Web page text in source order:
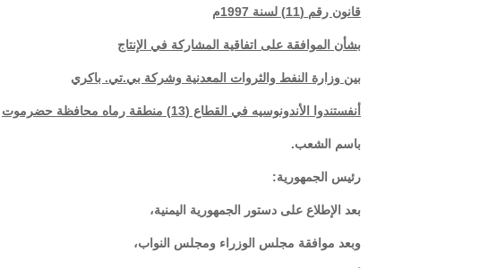
قانون رقم (11) لسنة 1997م
بشأن الموافقة على اتفاقية المشاركة في الإنتاج
بين وزارة النفط والثروات المعدنية وشركة بي.تي. باكري
أنفستندوا الأندونوسيه في القطاع (13) منطقة رماه محافظة حضرموت
باسم الشعب.
رئيس الجمهورية:
بعد الإطلاع على دستور الجمهورية اليمنية،
وبعد موافقة مجلس الوزراء ومجلس النواب،